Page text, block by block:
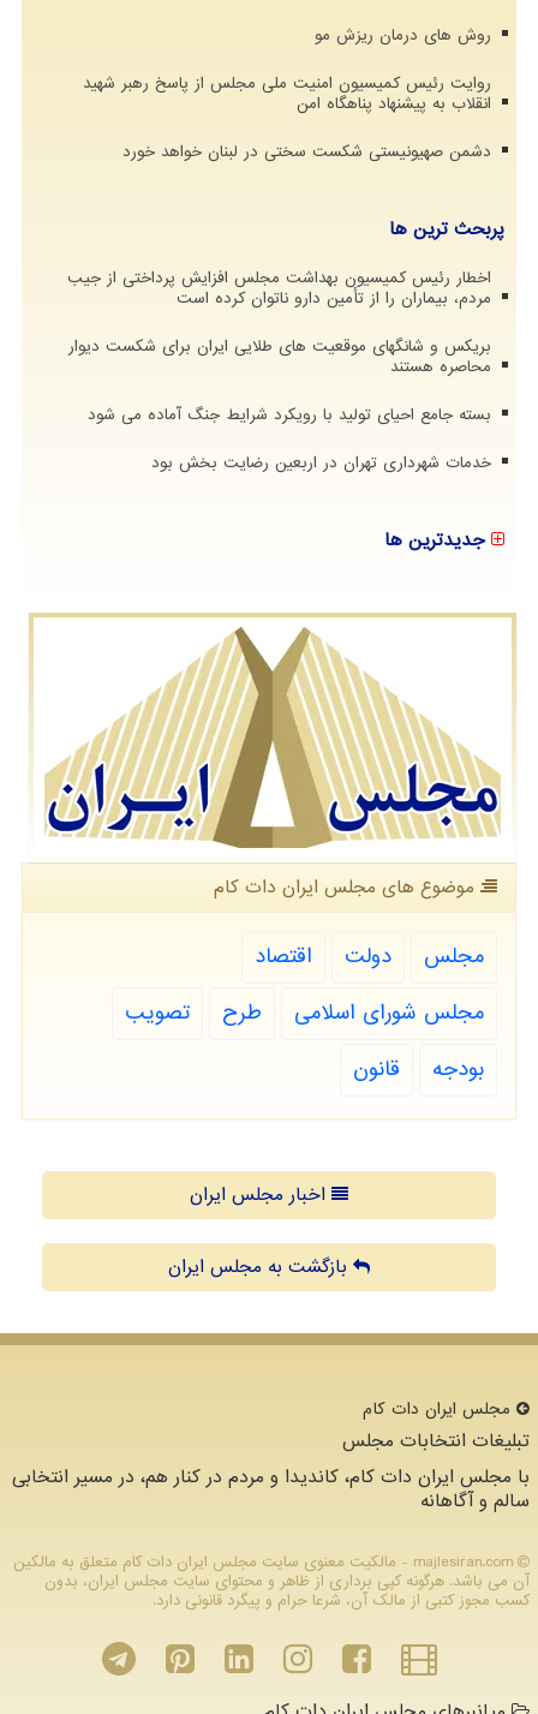
روش های درمان ریزش مو
روایت رئیس کمیسیون امنیت ملی مجلس از پاسخ رهبر شهید
انقلاب به پیشنهاد پناهگاه امن
دشمن صهیونیستی شکست سختی در لبنان خواهد خورد
پربحث ترین ها
اخطار رئیس کمیسیون بهداشت مجلس افزایش پرداختی از جیب
مردم، بیماران را از تأمین دارو ناتوان کرده است
بریکس و شانگهای موقعیت های طلایی ایران برای شکست دیوار
محاصره هستند
بسته جامع احیای تولید با رویکرد شرایط جنگ آماده می شود
خدمات شهرداری تهران در اربعین رضایت بخش بود
جدیدترین ها
موضوع های مجلس ایران دات كام
مجلس دولت
اقتصاد
مجلس شورای اسلامی
طرح
تصویب
بودجه
قانون
اخبار مجلس ایران
بازگشت به مجلس ایران
مجلس ایران دات كام
تبلیغات انتخابات مجلس
با مجلس ایران دات کام، کاندیدا و مردم در کنار هم، در مسیر انتخابی
سالم و آگاهانه
majlesiran.com - مالکیت معنوی سایت مجلس ایران دات كام متعلق به مالکین
آن می باشد. هرگونه کپی برداری از ظاهر و محتوای سایت مجلس ایران، بدون
کسب مجوز کتبی از مالک آن، شرعا حرام و پیگرد قانونی دارد.